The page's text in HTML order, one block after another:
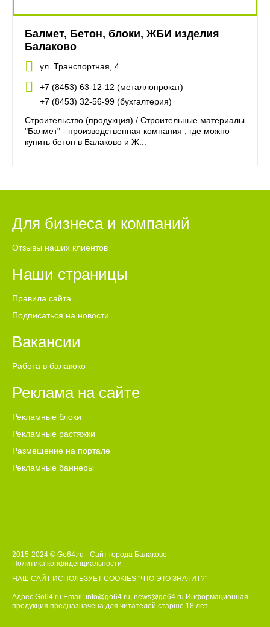
Балмет, Бетон, блоки, ЖБИ изделия
Балаково
Строительство (продукция) / Строительные материалы
"Балмет" - производственная компания , где можно
купить бетон в Балаково и Ж...
ул. Транспортная, 4
+7 (8453) 63-12-12 (металлопрокат)
+7 (8453) 32-56-99 (бухгалтерия)
Для бизнеса и компаний
Отзывы наших клиентов
Наши страницы
Правила сайта
Подписаться на новости
Вакансии
Работа в балакоко
Реклама на сайте
Рекламные блоки
Рекламные растяжки
Размещение на портале
Рекламные баннеры
2015-2024 © Go64.ru - Сайт города Балаково
Политика конфиденциальности
НАШ САЙТ ИСПОЛЬЗУЕТ COOKIES "ЧТО ЭТО ЗНАЧИТ?"
Адрес Go64.ru Email: info@go64.ru, news@go64.ru Информационная
продукция предназначена для читателей старше 18 лет.